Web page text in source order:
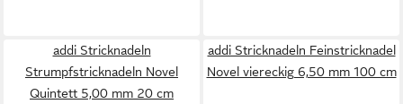
addi Stricknadeln
Strumpfstricknadeln Novel
Quintett 5,00 mm 20 cm
addi Stricknadeln Feinstricknadel
Novel viereckig 6,50 mm 100 cm